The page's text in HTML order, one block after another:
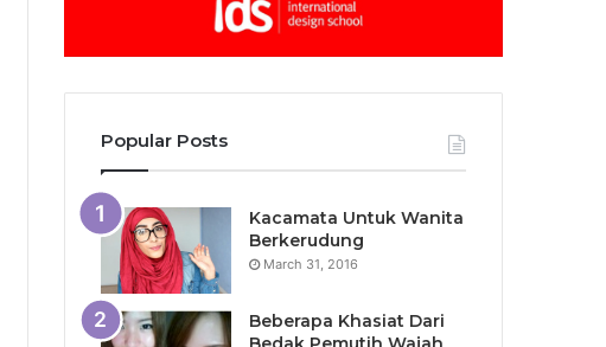
Popular Posts
Kacamata Untuk Wanita
Berkerudung
March 31, 2016
Beberapa Khasiat Dari